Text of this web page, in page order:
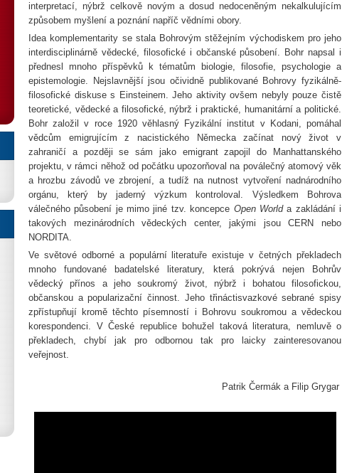
interpretací, nýbrž celkově novým a dosud nedoceněným nekalkulujícím
způsobem myšlení a poznání napříč vědními obory.
Idea komplementarity se stala Bohrovým stěžejním východiskem pro jeho
interdisciplinárně vědecké, filosofické i občanské působení. Bohr napsal i
přednesl mnoho příspěvků k tématům biologie, filosofie, psychologie a
epistemologie. Nejslavnější jsou očividně publikované Bohrovy fyzikálně-
filosofické diskuse s Einsteinem. Jeho aktivity ovšem nebyly pouze čistě
teoretické, vědecké a filosofické, nýbrž i praktické, humanitární a politické.
Bohr založil v roce 1920 věhlasný Fyzikální institut v Kodani, pomáhal
vědcům emigrujícím z nacistického Německa začínat nový život v
zahraničí a později se sám jako emigrant zapojil do Manhattanského
projektu, v rámci něhož od počátku upozorňoval na poválečný atomový věk
a hrozbu závodů ve zbrojení, a tudíž na nutnost vytvoření nadnárodního
orgánu, který by jaderný výzkum kontroloval. Výsledkem Bohrova
válečného působení je mimo jiné tzv. koncepce Open Worlda zakládání i
takových mezinárodních vědeckých center, jakými jsou CERN nebo
NORDITA.
Ve světové odborné a populární literatuře existuje v četných překladech
mnoho fundované badatelské literatury, která pokrývá nejen Bohrův
vědecký přínos a jeho soukromý život, nýbrž i bohatou filosofickou,
občanskou a popularizační činnost. Jeho třináctisvazkové sebrané spisy
zpřístupňují kromě těchto písemností i Bohrovu soukromou a vědeckou
korespondenci. V České republice bohužel taková literatura, nemluvě o
překladech, chybí jak pro odbornou tak pro laicky zainteresovanou
veřejnost.
Patrik Čermák a Filip Grygar